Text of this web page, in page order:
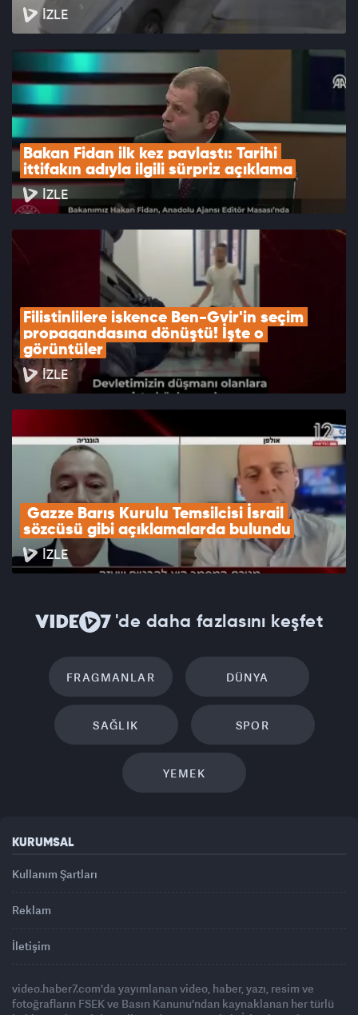
İZLE
Bakan Fidan ilk kez paylaştı: Tarihi
ittifakın adıyla ilgili sürpriz açıklama
İZLE
Filistinlilere işkence Ben-Gvir'in seçim
propagandasına dönüştü! İşte o
görüntüler
İZLE
sözcüsü gibi açıklamalarda bulundu
İZLE
'de daha fazlasını keşfet
FRAGMANLAR DÜNYA
SAĞLIK SPOR
YEMEK
KURUMSAL
Kullanım Şartları
Reklam
İletişim
video.haber7.com'da yayımlanan video, haber, yazı, resim ve
fotoğrafların FSEK ve Basın Kanunu'ndan kaynaklanan her türlü